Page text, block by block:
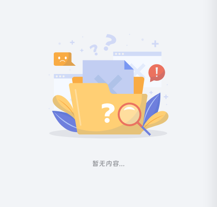
暂无内容...